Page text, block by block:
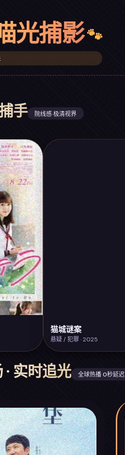
光捕影
手 院线感·极清视界
猫城谜案
悬疑 / 犯罪 · 2025
实时追光 全球热播 0秒延迟